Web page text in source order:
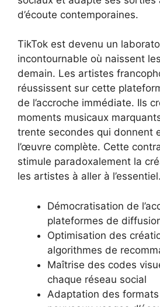
d’écoute contemporaines.
TikTok est devenu un
incontournable où naissent
demain. Les artistes
réussissent sur cette
de l’accroche immédiate. Ils
moments musicaux
trente secondes qui donnent
l’œuvre complète. Cette
stimule paradoxalement la
les artistes à aller à l’essentiel.
Démocratisation de
plateformes de
Optimisation des
algorithmes de
Maîtrise des codes
chaque réseau social
Adaptation des